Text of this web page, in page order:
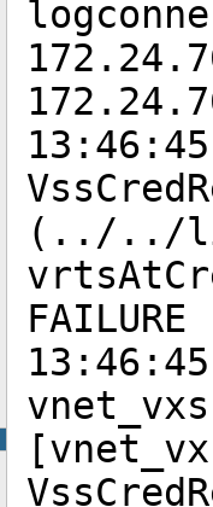
(../../
FAILURE